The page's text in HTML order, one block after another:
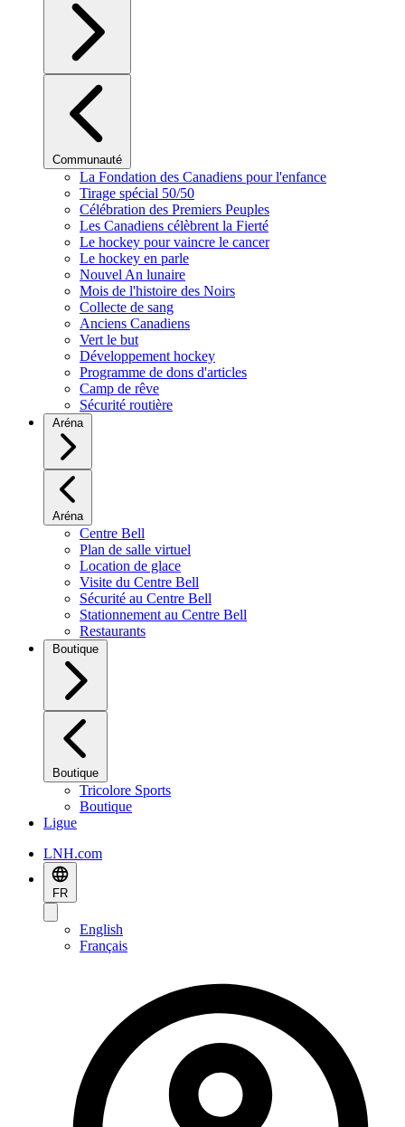
Communauté
La Fondation des Canadiens pour l'enfance
Tirage spécial 50/50
Célébration des Premiers Peuples
Les Canadiens célèbrent la Fierté
Le hockey pour vaincre le cancer
Le hockey en parle
Nouvel An lunaire
Mois de l'histoire des Noirs
Collecte de sang
Anciens Canadiens
Vert le but
Développement hockey
Programme de dons d'articles
Camp de rêve
Sécurité routière
Aréna
Aréna
Centre Bell
Plan de salle virtuel
Location de glace
Visite du Centre Bell
Sécurité au Centre Bell
Stationnement au Centre Bell
Restaurants
Boutique
Boutique
Tricolore Sports
Boutique
Ligue
LNH.com
FR
English
Français